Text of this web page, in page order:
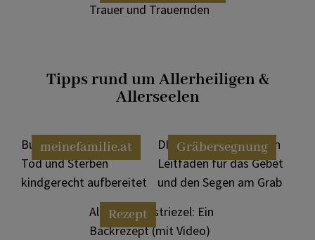
Trauer und Trauernden
Tipps rund um Allerheiligen &
Allerseelen
meinefamilie.at
Buchtipps: Das Thema
Tod und Sterben
kindgerecht aufbereitet
Gräbersegnung
DIY-Gräbersegnung: Ein
Leitfaden für das Gebet
und den Segen am Grab
Rezept
Allerheiligenstriezel: Ein
Backrezept (mit Video)